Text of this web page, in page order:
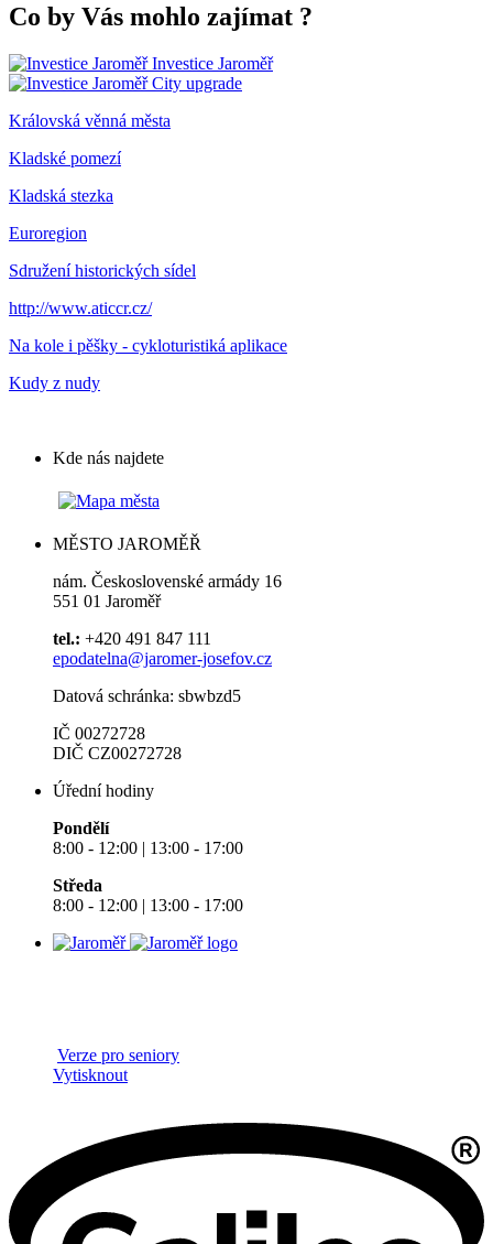
Co by Vás mohlo zajímat ?
Investice Jaroměř
City upgrade
Královská věnná města
Kladské pomezí
Kladská stezka
Euroregion
Sdružení historických sídel
http://www.aticcr.cz/
Na kole i pěšky - cykloturistiká aplikace
Kudy z nudy
Kde nás najdete
MĚSTO JAROMĚŘ
nám. Československé armády 16
551 01 Jaroměř
tel.: +420 491 847 111
epodatelna@jaromer-josefov.cz
Datová schránka: sbwbzd5
IČ 00272728
DIČ CZ00272728
Úřední hodiny
Pondělí
8:00 - 12:00 | 13:00 - 17:00
Středa
8:00 - 12:00 | 13:00 - 17:00
Verze pro seniory
Vytisknout